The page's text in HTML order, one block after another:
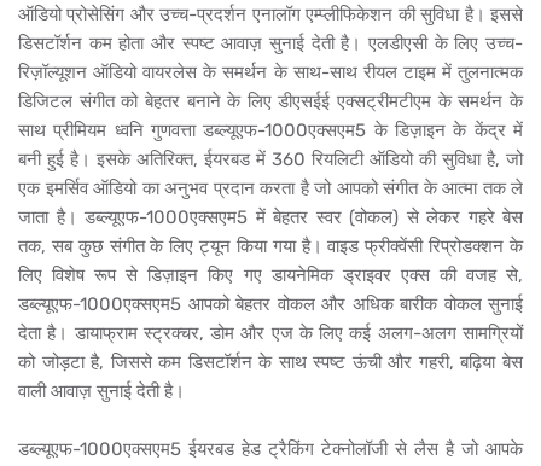
ऑडियो प्रोसेसिंग और उच्च-प्रदर्शन एनालॉग एम्प्लीफिकेशन की सुविधा है। इससे
डिसटॉर्शन कम होता और स्पष्ट आवाज़ सुनाई देती है। एलडीएसी के लिए उच्च-
रिज़ॉल्यूशन ऑडियो वायरलेस के समर्थन के साथ-साथ रीयल टाइम में तुलनात्मक
डिजिटल संगीत को बेहतर बनाने के लिए डीएसईई एक्सट्रीमटीएम के समर्थन के
साथ प्रीमियम ध्वनि गुणवत्ता डब्ल्यूएफ-1000एक्सएम5 के डिज़ाइन के केंद्र में
बनी हुई है। इसके अतिरिक्त, ईयरबड में 360 रियलिटी ऑडियो की सुविधा है, जो
एक इमर्सिव ऑडियो का अनुभव प्रदान करता है जो आपको संगीत के आत्मा तक ले
जाता है। डब्ल्यूएफ-1000एक्सएम5 में बेहतर स्वर (वोकल) से लेकर गहरे बेस
तक, सब कुछ संगीत के लिए ट्यून किया गया है। वाइड फ्रीक्वेंसी रिप्रोडक्शन के
लिए विशेष रूप से डिज़ाइन किए गए डायनेमिक ड्राइवर एक्स की वजह से,
डब्ल्यूएफ-1000एक्सएम5 आपको बेहतर वोकल और अधिक बारीक वोकल सुनाई
देता है। डायाफ्राम स्ट्रक्चर, डोम और एज के लिए कई अलग-अलग सामग्रियों
को जोड़टा है, जिससे कम डिसटॉर्शन के साथ स्पष्ट ऊंची और गहरी, बढ़िया बेस
वाली आवाज़ सुनाई देती है।
डब्ल्यूएफ-1000एक्सएम5 ईयरबड हेड ट्रैकिंग टेक्नोलॉजी से लैस है जो आपके